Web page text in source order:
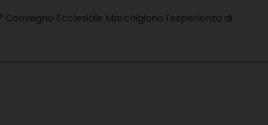
Ecclesiale Marchigiano l'esperienza di